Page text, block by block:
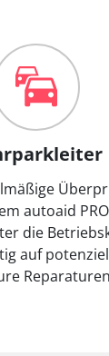
autoaid
die
auf